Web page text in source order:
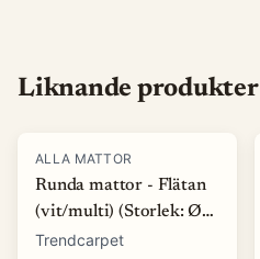
Liknande produkter
ALLA MATTOR
Runda mattor - Flätan
(vit/multi) (Storlek: Ø
80 cm)
Trendcarpet